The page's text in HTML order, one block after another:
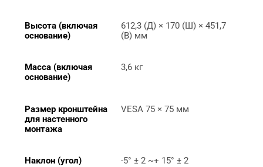
Высота (включая
основание)
612,3 (Д) × 170 (Ш) × 451,7
(В) мм
Масса (включая
основание)
3,6 кг
Размер кронштейна
для настенного
монтажа
VESA 75 × 75 мм
Наклон (угол) -5° ± 2 ~+ 15° ± 2